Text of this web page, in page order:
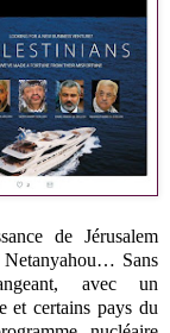
de Jérusalem
Netanyahou… Sans
avec un
et certains pays du